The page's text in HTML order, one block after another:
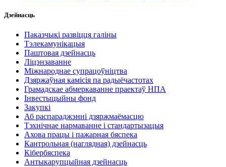
Дзейнасць
Паказчыкі развіцця галіны
Тэлекамунікацыя
Паштовая дзейнасць
Ліцэнзаванне
Міжнароднае супрацоўніцтва
Дзяржаўная камісія па радыёчастотах
Грамадскае абмеркаванне праектаў НПА
Інвестыцыйны фонд
Закупкі
Аб распараджэнні дзяржмаёмасцю
Тэхнічнае нармаванне і стандартызацыя
Ахова працы і пажарная бяспека
Кантрольная (наглядная) дзейнасць
Кібербяспека
Антыкарупцыйная дзейнасць